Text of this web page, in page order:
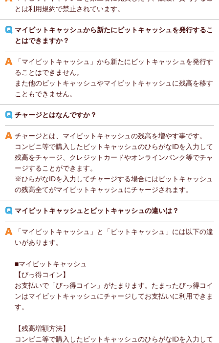
とは利用規約で禁止されています。
マイビットキャッシュから新たにビットキャッシュを発行するこ
とはできますか？
「マイビットキャッシュ」から新たにビットキャッシュを発行す
ることはできません。
また他のビットキャッシュやマイビットキャッシュに残高を移す
こともできません。
チャージとはなんですか？
チャージとは、マイビットキャッシュの残高を増やす事です。
コンビニ等で購入したビットキャッシュのひらがなIDを入力して
残高をチャージ、クレジットカードやオンラインバンク等でチャ
ージすることができます。
※ひらがなIDを入力してチャージする場合にはビットキャッシュ
の残高全てがマイビットキャッシュにチャージされます。
マイビットキャッシュとビットキャッシュの違いは？
「マイビットキャッシュ」と「ビットキャッシュ」には以下の違
いがあります。
■マイビットキャッシュ
【びっ得コイン】
お支払いで「びっ得コイン」がたまります。たまったびっ得コイ
ンはマイビットキャッシュにチャージしてお支払いに利用できま
す。
【残高増額方法】
コンビニ等で購入したビットキャッシュのひらがなIDを入力して